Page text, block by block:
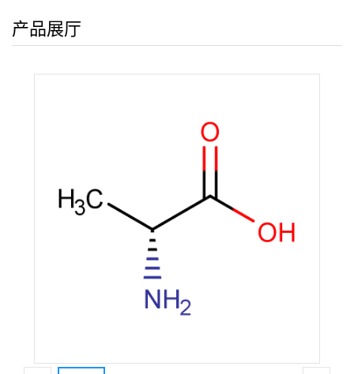
产品展厅